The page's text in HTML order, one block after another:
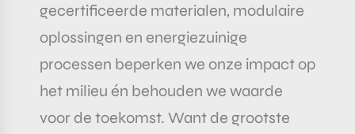
gecertificeerde materialen, modulaire
oplossingen en energiezuinige
processen beperken we onze impact op
het milieu én behouden we waarde
voor de toekomst. Want de grootste